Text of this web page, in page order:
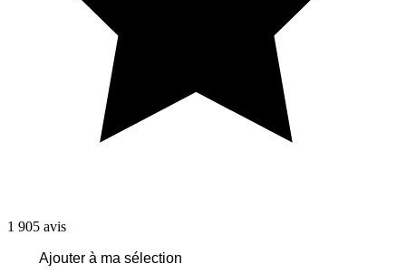
1 905 avis
Ajouter à ma sélection